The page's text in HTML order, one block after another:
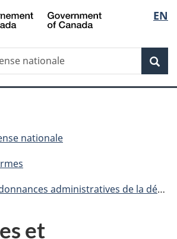
Passer
au
principal
Passer
à
Au
du
Passer
à
version
simplifiée
de
la
EN
nationale
administratives de la défense
et